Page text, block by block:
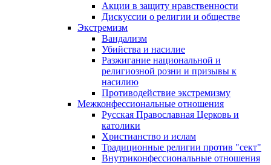
Акции в защиту нравственности
Дискуссии о религии и обществе
Экстремизм
Вандализм
Убийства и насилие
Разжигание национальной и
религиозной розни и призывы к
насилию
Противодействие экстремизму
Межконфессиональные отношения
Русская Православная Церковь и
католики
Христианство и ислам
Традиционные религии против "сект"
Внутриконфессиональные отношения